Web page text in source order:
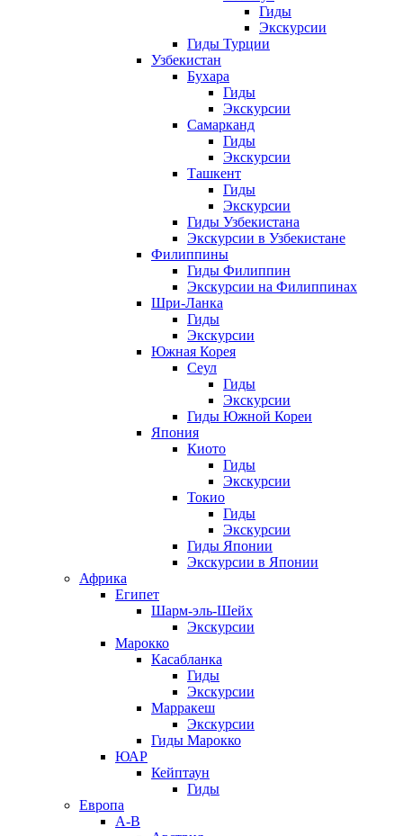
Гиды
Экскурсии
Гиды Турции
Узбекистан
Бухара
Гиды
Экскурсии
Самарканд
Гиды
Экскурсии
Ташкент
Гиды
Экскурсии
Гиды Узбекистана
Экскурсии в Узбекистане
Филиппины
Гиды Филиппин
Экскурсии на Филиппинах
Шри-Ланка
Гиды
Экскурсии
Южная Корея
Сеул
Гиды
Экскурсии
Гиды Южной Кореи
Япония
Киото
Гиды
Экскурсии
Токио
Гиды
Экскурсии
Гиды Японии
Экскурсии в Японии
Африка
Египет
Шарм-эль-Шейх
Экскурсии
Марокко
Касабланка
Гиды
Экскурсии
Марракеш
Экскурсии
Гиды Марокко
ЮАР
Кейптаун
Гиды
Европа
А-В